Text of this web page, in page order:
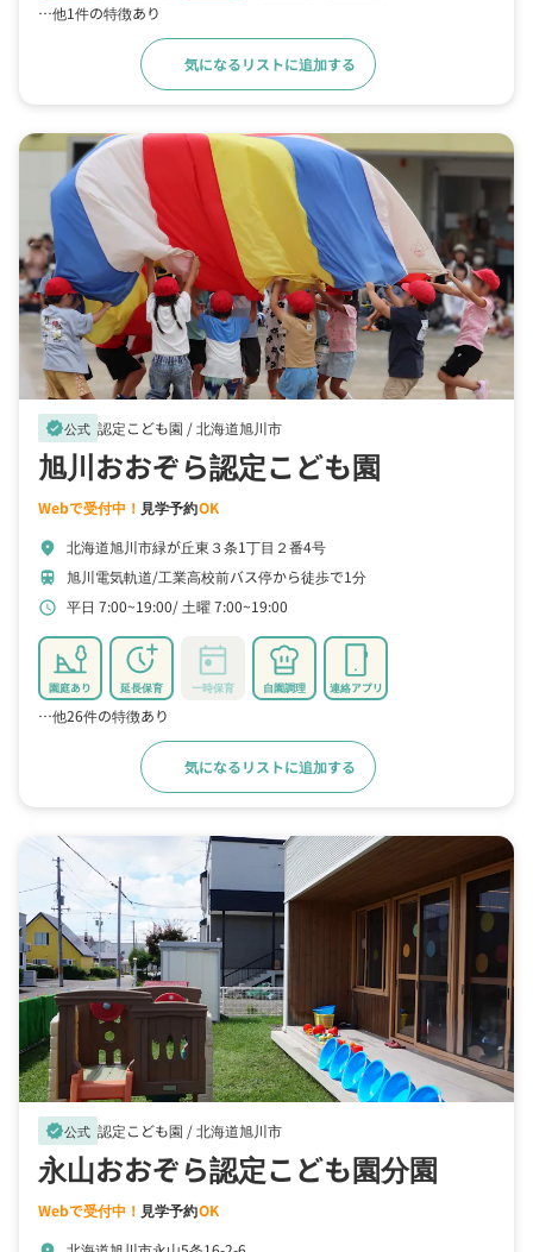
…他1件の特徴あり
気になるリストに追加する
verified公式 認定こども園 /北海道旭川市
旭川おおぞら認定こども園
Webで受付中！ 見学予約OK
location_on 北海道旭川市緑が丘東３条1丁目２番4号
train 旭川電気軌道/工業高校前バス停から徒歩で1分
schedule 平日 7:00~19:00 土曜 7:00~19:00
園庭あり 延長保育 一時保育 自園調理 連絡アプリ
…他26件の特徴あり
気になるリストに追加する
verified公式 認定こども園 /北海道旭川市
永山おおぞら認定こども園分園
Webで受付中！ 見学予約OK